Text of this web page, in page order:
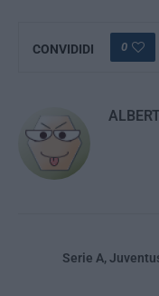
CONVIDIDI 0
Serie A,